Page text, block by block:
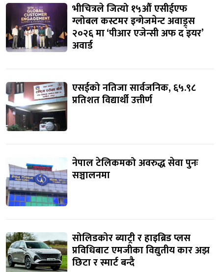
भीचित्रले जित्यो १५औं एसीईएफ
ग्लोबल कस्टमर इन्गेजमेन्ट अवाड्र्स
२०२६ मा ‘पीआर एजेन्सी अफ द इयर’
अवार्ड
एसईको नतिजा सार्वजनिक, ६५.९८
प्रतिशत विद्यार्थी उत्तीर्ण
नेपाल टेलिकमको अवरुद्ध सेवा पुनः
सञ्चालनमा
सोलिडकोर ब्याट्री र हाइब्रिड प्लस
प्रविधिबाट एमजीका विद्युतीय कार अझ
छिटा र स्मार्ट बन्दै